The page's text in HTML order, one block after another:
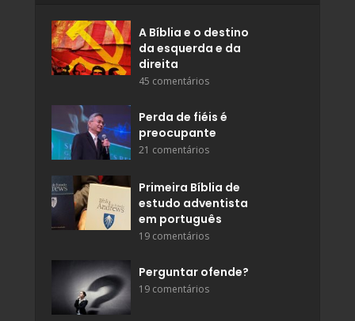
A Bíblia e o destino
da esquerda e da
direita
45 comentários
Perda de fiéis é
preocupante
21 comentários
Primeira Bíblia de
estudo adventista
em português
19 comentários
Perguntar ofende?
19 comentários